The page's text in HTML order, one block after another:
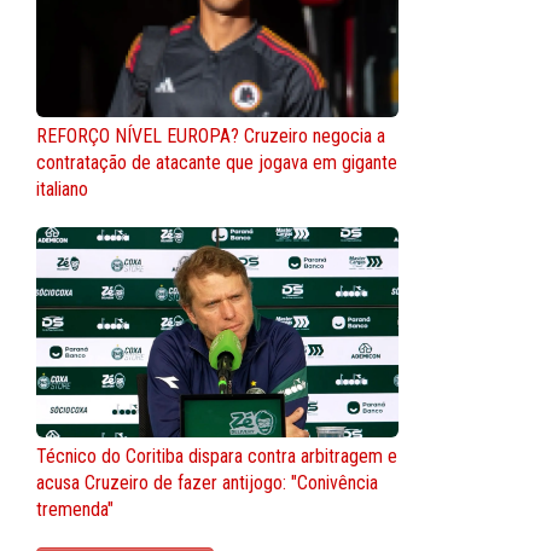
REFORÇO NÍVEL EUROPA? Cruzeiro negocia a
contratação de atacante que jogava em gigante
italiano
Técnico do Coritiba dispara contra arbitragem e
acusa Cruzeiro de fazer antijogo: "Conivência
tremenda"